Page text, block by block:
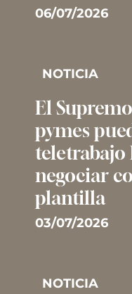
06/07/2026
NOTICIA
El
pymes
teletrabajo
negociar
plantilla
03/07/2026
NOTICIA